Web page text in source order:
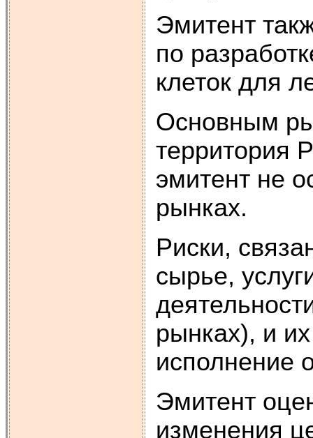
Эмитент
по
клеток для
Основным
территория
эмитент не
рынках.
Риски,
сырье,
рынках), и
исполнение
Эмитент
изменения